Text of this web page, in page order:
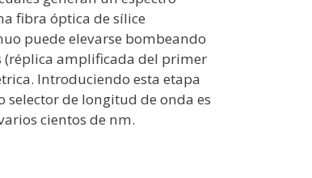
fibra óptica de sílice
puede elevarse bombeando
(réplica amplificada del primer
Introduciendo esta etapa
de longitud de onda es
cientos de nm.